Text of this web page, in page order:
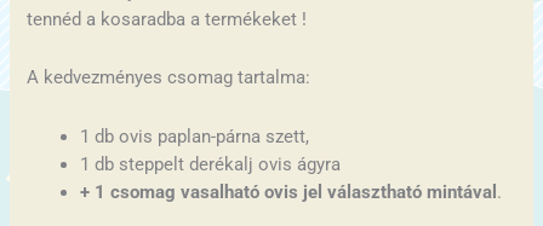
tennéd a kosaradba a termékeket !
A kedvezményes csomag tartalma:
1 db ovis paplan-párna szett,
1 db steppelt derékalj ovis ágyra
+ 1 csomag vasalható ovis jel választható mintával .